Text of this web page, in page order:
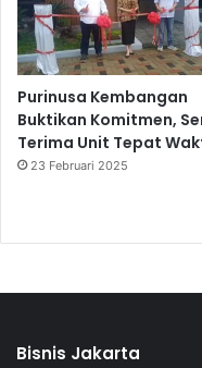
Purinusa Kembangan
Buktikan Komitmen,
Terima Unit Tepat
23 Februari 2025
Bisnis Jakarta